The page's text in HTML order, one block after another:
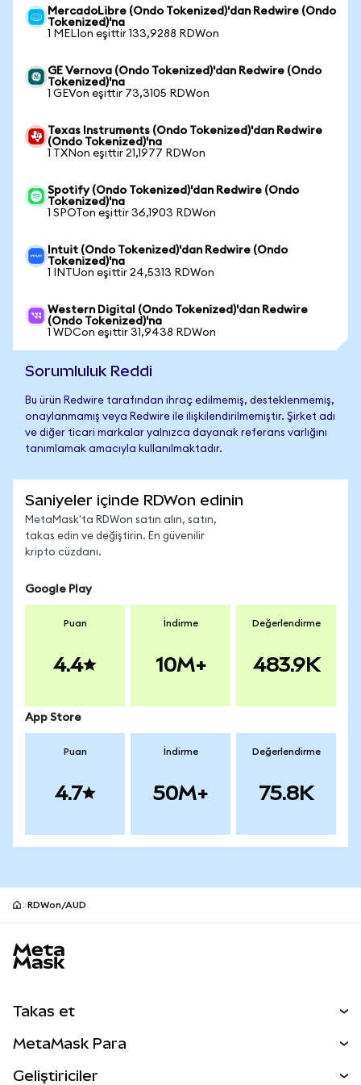
MercadoLibre (Ondo Tokenized)'dan Redwire (Ondo
Tokenized)'na
1 MELIon eşittir 133,9288 RDWon
GE Vernova (Ondo Tokenized)'dan Redwire (Ondo
Tokenized)'na
1 GEVon eşittir 73,3105 RDWon
Texas Instruments (Ondo Tokenized)'dan Redwire
(Ondo Tokenized)'na
1 TXNon eşittir 21,1977 RDWon
Spotify (Ondo Tokenized)'dan Redwire (Ondo
Tokenized)'na
1 SPOTon eşittir 36,1903 RDWon
Intuit (Ondo Tokenized)'dan Redwire (Ondo
Tokenized)'na
1 INTUon eşittir 24,5313 RDWon
Western Digital (Ondo Tokenized)'dan Redwire
(Ondo Tokenized)'na
1 WDCon eşittir 31,9438 RDWon
Sorumluluk Reddi
Bu ürün Redwire tarafından ihraç edilmemiş, desteklenmemiş,
onaylanmamış veya Redwire ile ilişkilendirilmemiştir. Şirket adı
ve diğer ticari markalar yalnızca dayanak referans varlığını
tanımlamak amacıyla kullanılmaktadır.
Saniyeler içinde RDWon edinin
MetaMask'ta RDWon satın alın, satın,
takas edin ve değiştirin. En güvenilir
kripto cüzdanı.
Google Play
Puan
4.4
İndirme
10M+
Değerlendirme
483.9K
App Store
Puan
4.7
İndirme
50M+
Değerlendirme
75.8K
RDWon/AUD
Takas et
MetaMask Para
Geliştiriciler